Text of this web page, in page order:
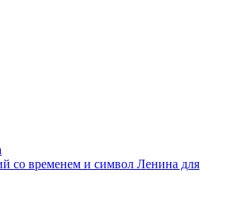
со временем и символ Ленина для